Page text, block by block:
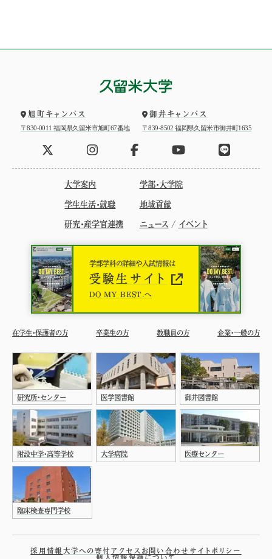
旭町キャンパス
〒830-0011 福岡県久留米市旭町67番地
御井キャンパス
〒839-8502 福岡県久留米市御井町1635
大学案内 学部・大学院
学生生活・就職 地域貢献
研究・産学官連携 ニュース / イベント
学部学科の詳細や入試情報は
受験生サイト
DO MY BEST.へ
在学生・保護者の方 卒業生の方 教職員の方 企業・一般の方
研究所・センター 医学図書館 御井図書館
附設中学・高等学校 大学病院 医療センター
臨床検査専門学校
採用情報 大学への寄付 アクセス お問い合わせ サイトポリシー
個人情報保護について